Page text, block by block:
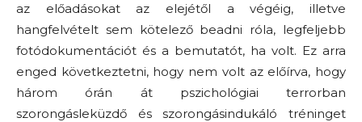
az előadásokat az elejétől a végéig, illetve
hangfelvételt sem kötelező beadni róla, legfeljebb
fotódokumentációt és a bemutatót, ha volt. Ez arra
enged következtetni, hogy nem volt az előírva, hogy
három órán át pszichológiai terrorban
szorongásleküzdő és szorongásindukáló tréninget